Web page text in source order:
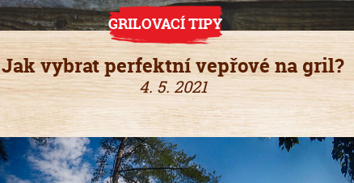
GRILOVACÍ TIPY
Jak vybrat perfektní vepřové na gril?
4. 5. 2021